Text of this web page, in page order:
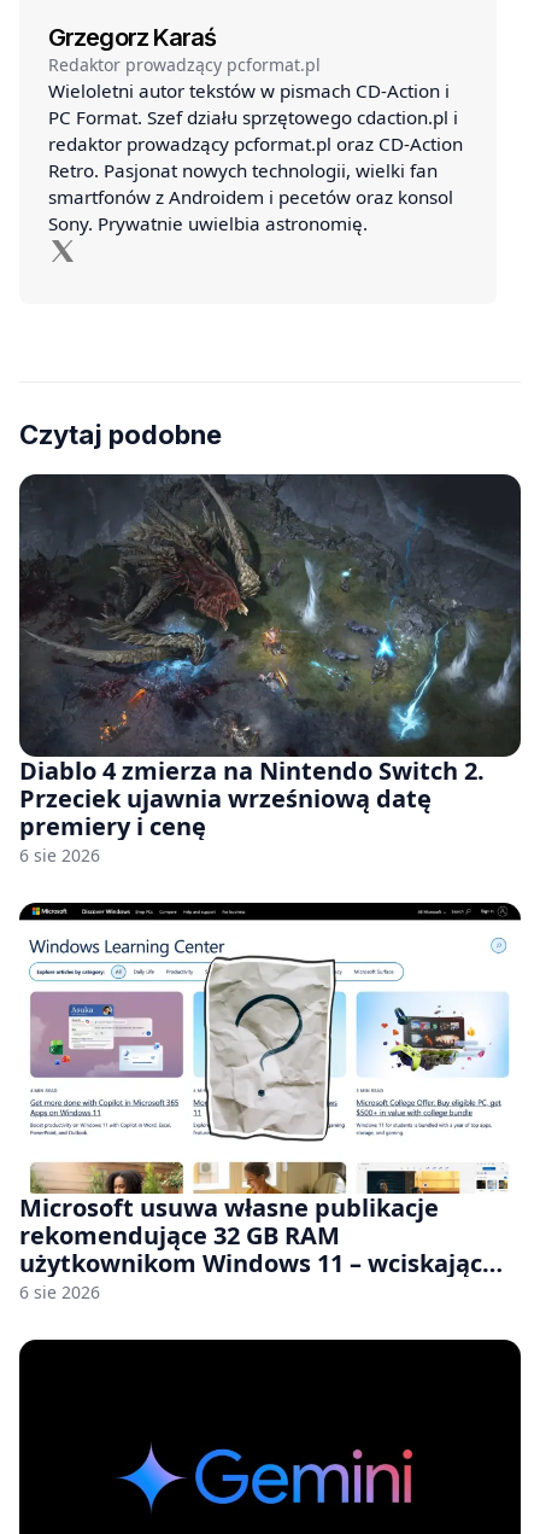
Grzegorz Karaś
Redaktor prowadzący pcformat.pl
Wieloletni autor tekstów w pismach CD-Action i
PC Format. Szef działu sprzętowego cdaction.pl i
redaktor prowadzący pcformat.pl oraz CD-Action
Retro. Pasjonat nowych technologii, wielki fan
smartfonów z Androidem i pecetów oraz konsol
Sony. Prywatnie uwielbia astronomię.
Czytaj podobne
Diablo 4 zmierza na Nintendo Switch 2.
Przeciek ujawnia wrześniową datę
premiery i cenę
6 sie 2026
Microsoft usuwa własne publikacje
rekomendujące 32 GB RAM
użytkownikom Windows 11 – wciskając
nam przy tym komputery z 8 GB RAM po
6 sie 2026